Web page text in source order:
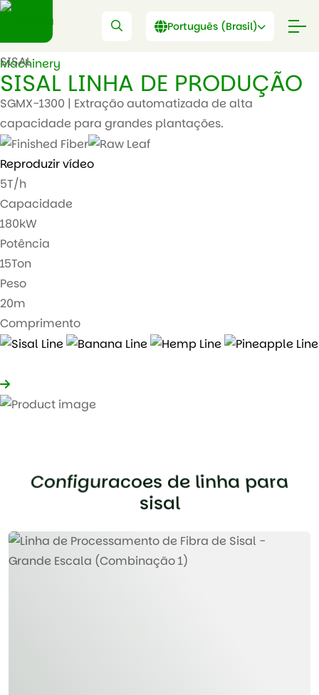
Português (Brasil)
SISAL
SISAL LINHA DE PRODUÇÃO
SGMX-1300 | Extração automatizada de alta
capacidade para grandes plantações.
Reproduzir vídeo
5T/h
Capacidade
180kW
Potência
15Ton
Peso
20m
Comprimento
Configuracoes de linha para
sisal